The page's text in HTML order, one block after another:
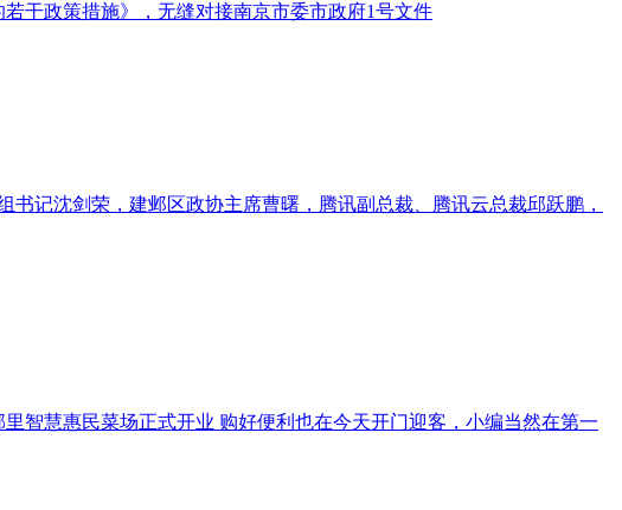
干政策措施》，无缝对接南京市委市政府1号文件
记沈剑荣，建邺区政协主席曹曙，腾讯副总裁、腾讯云总裁邱跃鹏，
智慧惠民菜场正式开业 购好便利也在今天开门迎客，小编当然在第一